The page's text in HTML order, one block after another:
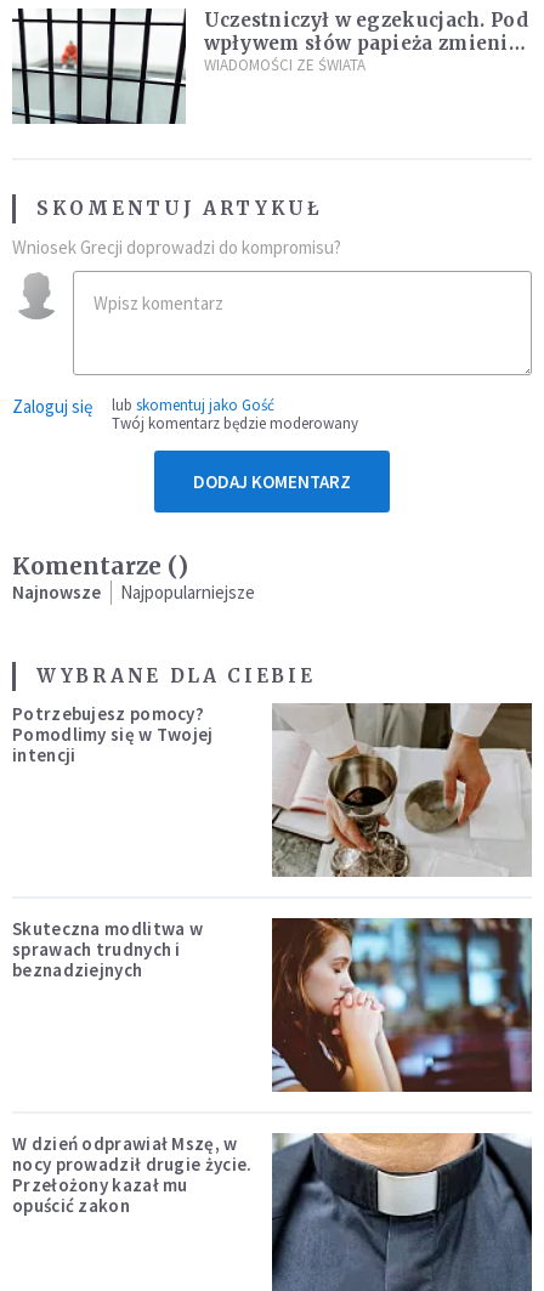
Uczestniczył w egzekucjach. Pod
wpływem słów papieża zmienił
zdanie
WIADOMOŚCI ZE ŚWIATA
SKOMENTUJ ARTYKUŁ
Wniosek Grecji doprowadzi do kompromisu?
Zaloguj się lub skomentuj jako Gość
Twój komentarz będzie moderowany
DODAJ KOMENTARZ
Komentarze ()
Najnowsze Najpopularniejsze
WYBRANE DLA CIEBIE
Potrzebujesz pomocy?
Pomodlimy się w Twojej
intencji
Skuteczna modlitwa w
sprawach trudnych i
beznadziejnych
W dzień odprawiał Mszę, w
nocy prowadził drugie życie.
Przełożony kazał mu
opuścić zakon